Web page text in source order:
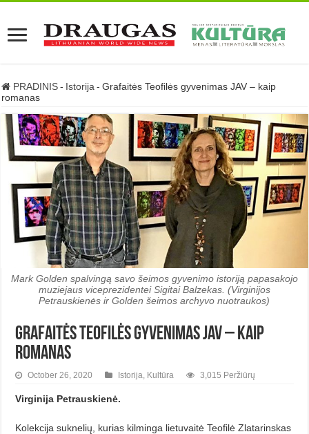
PRADINIS - Istorija - Grafaitės Teofilės gyvenimas JAV – kaip
romanas
Mark Golden spalvingą savo šeimos gyvenimo istoriją papasakojo
muziejaus viceprezidentei Sigitai Balzekas. (Virginijos
Petrauskienės ir Golden šeimos archyvo nuotraukos)
Grafaitės Teofilės gyvenimas JAV – kaip
romanas
October 26, 2020 Istorija Kultūra 3,015 Peržiūrų
Virginija Petrauskienė.
Kolekcija suknelių, kurias kilminga lietuvaitė Teofilė Zlatarinskas